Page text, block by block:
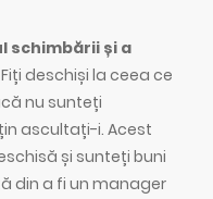
schimbării și a
Fiți deschiși la ceea ce
nu sunteți
ascultați-i. Acest
și sunteți buni
din a fi un manager